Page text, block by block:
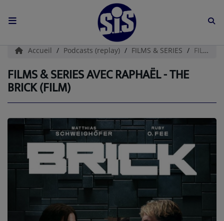
ACCUEIL
L'HISTOIRE DE S.I.S
BOUTIQUE
Médias
PODCASTS (CATALOGUE)
L'ÉQUIPE
Contact
CONTACTEZ-NOUS
Accueil Podcasts (replay) FILMS & SERIES FILMS & SERIES AVEC RAPHAËL - THE BRICK (film)
FILMS & SERIES AVEC RAPHAËL - THE
BRICK (FILM)